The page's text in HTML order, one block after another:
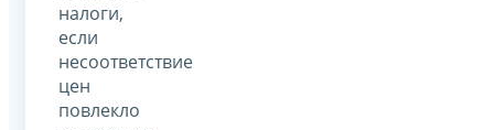
налоги,
если
несоответствие
цен
повлекло